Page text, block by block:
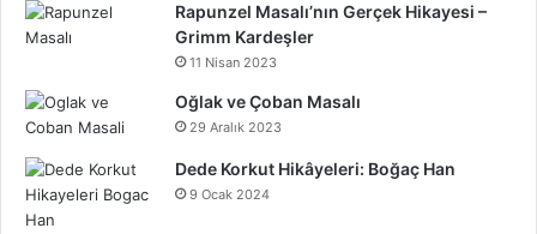
Rapunzel Masalı’nın Gerçek Hikayesi –
Grimm Kardeşler
11 Nisan 2023
Oğlak ve Çoban Masalı
29 Aralık 2023
Dede Korkut Hikâyeleri: Boğaç Han
9 Ocak 2024